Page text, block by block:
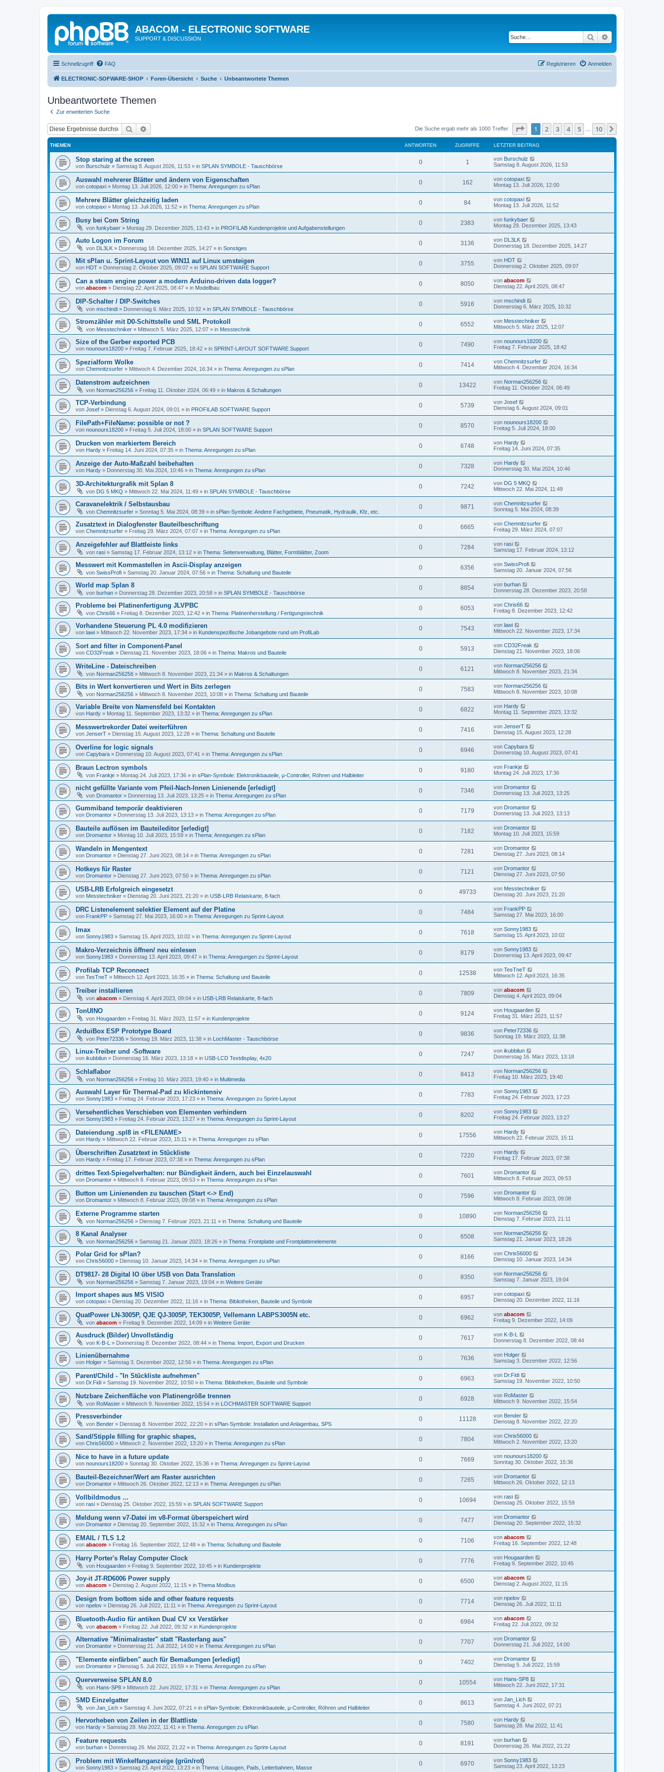
ABACOM - ELECTRONIC SOFTWARE
SUPPORT & DISCUSSION Suche
Schnellzugriff FAQ Anmelden
Registrieren
ELECTRONIC-SOFWARE-SHOP Foren-Übersicht Suche Unbeantwortete Themen
Unbeantwortete Themen
Zur erweiterten Suche
Suche Die Suche ergab mehr als 1000 Treffer Seite von10
1 2 3 4 5 10
THEMEN ANTWORTEN ZUGRIFFE LETZTER BEITRAG
Stop staring at the screen
von Burschulz » Samstag 8. August 2026, 11:53 » in SPLAN SYMBOLE - Tauschbörse
0 1 von Burschulz
Samstag 8. August 2026, 11:53
Auswahl mehrerer Blätter und ändern von Eigenschaften
von cotopaxi » Montag 13. Juli 2026, 12:00 » in Thema: Anregungen zu sPlan
0 162 von cotopaxi
Montag 13. Juli 2026, 12:00
Mehrere Blätter gleichzeitig laden
von cotopaxi » Montag 13. Juli 2026, 11:52 » in Thema: Anregungen zu sPlan
0 84 von cotopaxi
Montag 13. Juli 2026, 11:52
Busy bei Com String
von funkybaer » Montag 29. Dezember 2025, 13:43 » in PROFILAB Kundenprojekte und Aufgabenstellungen
0 2383 von funkybaer
Montag 29. Dezember 2025, 13:43
Auto Logon im Forum
von DL3LK » Donnerstag 18. Dezember 2025, 14:27 » in Sonstiges
0 3136 von DL3LK
Donnerstag 18. Dezember 2025, 14:27
Mit sPlan u. Sprint-Layout von WIN11 auf Linux umsteigen
von HDT » Donnerstag 2. Oktober 2025, 09:07 » in SPLAN SOFTWARE Support
0 3755 von HDT
Donnerstag 2. Oktober 2025, 09:07
Can a steam engine power a modern Arduino-driven data logger?
von abacom » Dienstag 22. April 2025, 08:47 » in Modellbau
0 8050 von abacom
Dienstag 22. April 2025, 08:47
DIP-Schalter / DIP-Switches
von mschindi » Donnerstag 6. März 2025, 10:32 » in SPLAN SYMBOLE - Tauschbörse
0 5916 von mschindi
Donnerstag 6. März 2025, 10:32
Stromzähler mit D0-Schittstelle und SML Protokoll
von Messtechniker » Mittwoch 5. März 2025, 12:07 » in Messtechnik
0 6552 von Messtechniker
Mittwoch 5. März 2025, 12:07
Size of the Gerber exported PCB
von nounours18200 » Freitag 7. Februar 2025, 18:42 » in SPRINT-LAYOUT SOFTWARE Support
0 7490 von nounours18200
Freitag 7. Februar 2025, 18:42
Spezialform Wolke
von Chemnitzsurfer » Mittwoch 4. Dezember 2024, 16:34 » in Thema: Anregungen zu sPlan
0 7414 von Chemnitzsurfer
Mittwoch 4. Dezember 2024, 16:34
Datenstrom aufzeichnen
von Norman256256 » Freitag 11. Oktober 2024, 06:49 » in Makros & Schaltungen
0 13422 von Norman256256
Freitag 11. Oktober 2024, 06:49
TCP-Verbindung
von Josef » Dienstag 6. August 2024, 09:01 » in PROFILAB SOFTWARE Support
0 5739 von Josef
Dienstag 6. August 2024, 09:01
FilePath+FileName: possible or not ?
von nounours18200 » Freitag 5. Juli 2024, 18:00 » in SPLAN SOFTWARE Support
0 8570 von nounours18200
Freitag 5. Juli 2024, 18:00
Drucken von markiertem Bereich
von Hardy » Freitag 14. Juni 2024, 07:35 » in Thema: Anregungen zu sPlan
0 6748 von Hardy
Freitag 14. Juni 2024, 07:35
Anzeige der Auto-Maßzahl beibehalten
von Hardy » Donnerstag 30. Mai 2024, 10:46 » in Thema: Anregungen zu sPlan
0 7328 von Hardy
Donnerstag 30. Mai 2024, 10:46
3D-Architekturgrafik mit Splan 8
von DG 5 MKQ » Mittwoch 22. Mai 2024, 11:49 » in SPLAN SYMBOLE - Tauschbörse
0 7242 von DG 5 MKQ
Mittwoch 22. Mai 2024, 11:49
Caravanelektrik / Selbstausbau
von Chemnitzsurfer » Sonntag 5. Mai 2024, 08:39 » in sPlan-Symbole: Andere Fachgebiete, Pneumatik, Hydraulik, Kfz, etc.
0 9871 von Chemnitzsurfer
Sonntag 5. Mai 2024, 08:39
Zusatztext in Dialogfenster Bauteilbeschriftung
von Chemnitzsurfer » Freitag 29. März 2024, 07:07 » in Thema: Anregungen zu sPlan
0 6665 von Chemnitzsurfer
Freitag 29. März 2024, 07:07
Anzeigefehler auf Blattleiste links
von rasi » Samstag 17. Februar 2024, 13:12 » in Thema: Seitenverwaltung, Blätter, Formblätter, Zoom
0 7284 von rasi
Samstag 17. Februar 2024, 13:12
Messwert mit Kommastellen in Ascii-Display anzeigen
von SwissProfi » Samstag 20. Januar 2024, 07:56 » in Thema: Schaltung und Bauteile
0 6356 von SwissProfi
Samstag 20. Januar 2024, 07:56
World map Splan 8
von burhan » Donnerstag 28. Dezember 2023, 20:58 » in SPLAN SYMBOLE - Tauschbörse
0 8854 von burhan
Donnerstag 28. Dezember 2023, 20:58
Probleme bei Platinenfertigung JLVPBC
von Chris66 » Freitag 8. Dezember 2023, 12:42 » in Thema: Platinenherstellung / Fertigungstechnik
0 6053 von Chris66
Freitag 8. Dezember 2023, 12:42
Vorhandene Steuerung PL 4.0 modifizieren
von lawi » Mittwoch 22. November 2023, 17:34 » in Kundenspezifische Jobangebote rund um ProfiLab
0 7543 von lawi
Mittwoch 22. November 2023, 17:34
Sort and filter in Component-Panel
von CD32Freak » Dienstag 21. November 2023, 18:06 » in Thema: Makros und Bauteile
0 5913 von CD32Freak
Dienstag 21. November 2023, 18:06
WriteLine - Dateischreiben
von Norman256256 » Mittwoch 8. November 2023, 21:34 » in Makros & Schaltungen
0 6121 von Norman256256
Mittwoch 8. November 2023, 21:34
Bits in Wert konvertieren und Wert in Bits zerlegen
von Norman256256 » Mittwoch 8. November 2023, 10:08 » in Thema: Schaltung und Bauteile
0 7583 von Norman256256
Mittwoch 8. November 2023, 10:08
Variable Breite von Namensfeld bei Kontakten
von Hardy » Montag 11. September 2023, 13:32 » in Thema: Anregungen zu sPlan
0 6822 von Hardy
Montag 11. September 2023, 13:32
Messwertrekorder Datei weiterführen
von JenserT » Dienstag 15. August 2023, 12:28 » in Thema: Schaltung und Bauteile
0 7416 von JenserT
Dienstag 15. August 2023, 12:28
Overline for logic signals
von Capybara » Donnerstag 10. August 2023, 07:41 » in Thema: Anregungen zu sPlan
0 6946 von Capybara
Donnerstag 10. August 2023, 07:41
Braun Lectron symbols
von Frankje » Montag 24. Juli 2023, 17:36 » in sPlan-Symbole: Elektronikbauteile, µ-Controller, Röhren und Halbleiter
0 9180 von Frankje
Montag 24. Juli 2023, 17:36
nicht gefüllte Variante vom Pfeil-Nach-Innen Linienende [erledigt]
von Dromantor » Donnerstag 13. Juli 2023, 13:25 » in Thema: Anregungen zu sPlan
0 7346 von Dromantor
Donnerstag 13. Juli 2023, 13:25
Gummiband temporär deaktivieren
von Dromantor » Donnerstag 13. Juli 2023, 13:13 » in Thema: Anregungen zu sPlan
0 7179 von Dromantor
Donnerstag 13. Juli 2023, 13:13
Bauteile auflösen im Bauteileditor [erledigt]
von Dromantor » Montag 10. Juli 2023, 15:59 » in Thema: Anregungen zu sPlan
0 7182 von Dromantor
Montag 10. Juli 2023, 15:59
Wandeln in Mengentext
von Dromantor » Dienstag 27. Juni 2023, 08:14 » in Thema: Anregungen zu sPlan
0 7281 von Dromantor
Dienstag 27. Juni 2023, 08:14
Hotkeys für Raster
von Dromantor » Dienstag 27. Juni 2023, 07:50 » in Thema: Anregungen zu sPlan
0 7121 von Dromantor
Dienstag 27. Juni 2023, 07:50
USB-LRB Erfolgreich eingesetzt
von Messtechniker » Dienstag 20. Juni 2023, 21:20 » in USB-LRB Relaiskarte, 8-fach
0 49733 von Messtechniker
Dienstag 20. Juni 2023, 21:20
DRC Listenelement selektier Element auf der Platine
von FrankPP » Samstag 27. Mai 2023, 16:00 » in Thema: Anregungen zu Sprint-Layout
0 7484 von FrankPP
Samstag 27. Mai 2023, 16:00
Imax
von Sonny1983 » Samstag 15. April 2023, 10:02 » in Thema: Anregungen zu Sprint-Layout
0 7618 von Sonny1983
Samstag 15. April 2023, 10:02
Makro-Verzeichnis öffnen/ neu einlesen
von Sonny1983 » Donnerstag 13. April 2023, 09:47 » in Thema: Anregungen zu Sprint-Layout
0 8179 von Sonny1983
Donnerstag 13. April 2023, 09:47
Profilab TCP Reconnect
von TesTneT » Mittwoch 12. April 2023, 16:35 » in Thema: Schaltung und Bauteile
0 12538 von TesTneT
Mittwoch 12. April 2023, 16:35
Treiber installieren
von abacom » Dienstag 4. April 2023, 09:04 » in USB-LRB Relaiskarte, 8-fach
0 7809 von abacom
Dienstag 4. April 2023, 09:04
TonUINO
von Hougaarden » Freitag 31. März 2023, 11:57 » in Kundenprojekte
0 9124 von Hougaarden
Freitag 31. März 2023, 11:57
ArduiBox ESP Prototype Board
von Peter72336 » Sonntag 19. März 2023, 11:38 » in LochMaster - Tauschbörse
0 9836 von Peter72336
Sonntag 19. März 2023, 11:38
Linux-Treiber und -Software
von ikubbilun » Donnerstag 16. März 2023, 13:18 » in USB-LCD Textdisplay, 4x20
0 7247 von ikubbilun
Donnerstag 16. März 2023, 13:18
Schlaflabor
von Norman256256 » Freitag 10. März 2023, 19:40 » in Multimedia
0 8413 von Norman256256
Freitag 10. März 2023, 19:40
Auswahl Layer für Thermal-Pad zu klickintensiv
von Sonny1983 » Freitag 24. Februar 2023, 17:23 » in Thema: Anregungen zu Sprint-Layout
0 7783 von Sonny1983
Freitag 24. Februar 2023, 17:23
Versehentliches Verschieben von Elementen verhindern
von Sonny1983 » Freitag 24. Februar 2023, 13:27 » in Thema: Anregungen zu Sprint-Layout
0 8202 von Sonny1983
Freitag 24. Februar 2023, 13:27
Dateiendung .spl8 in <FILENAME>
von Hardy » Mittwoch 22. Februar 2023, 15:11 » in Thema: Anregungen zu sPlan
0 17556 von Hardy
Mittwoch 22. Februar 2023, 15:11
Überschriften Zusatztext in Stückliste
von Hardy » Freitag 17. Februar 2023, 07:38 » in Thema: Anregungen zu sPlan
0 7220 von Hardy
Freitag 17. Februar 2023, 07:38
drittes Text-Spiegelverhalten: nur Bündigkeit ändern, auch bei Einzelauswahl
von Dromantor » Mittwoch 8. Februar 2023, 09:53 » in Thema: Anregungen zu sPlan
0 7601 von Dromantor
Mittwoch 8. Februar 2023, 09:53
Button um Linienenden zu tauschen (Start <-> End)
von Dromantor » Mittwoch 8. Februar 2023, 09:08 » in Thema: Anregungen zu sPlan
0 7596 von Dromantor
Mittwoch 8. Februar 2023, 09:08
Externe Programme starten
von Norman256256 » Dienstag 7. Februar 2023, 21:11 » in Thema: Schaltung und Bauteile
0 10890 von Norman256256
Dienstag 7. Februar 2023, 21:11
8 Kanal Analyser
von Norman256256 » Samstag 21. Januar 2023, 18:26 » in Thema: Frontplatte und Frontplattenelemente
0 6508 von Norman256256
Samstag 21. Januar 2023, 18:26
Polar Grid for sPlan?
von Chris56000 » Dienstag 10. Januar 2023, 14:34 » in Thema: Anregungen zu sPlan
0 8166 von Chris56000
Dienstag 10. Januar 2023, 14:34
DT9817- 28 Digital IO über USB von Data Translation
von Norman256256 » Samstag 7. Januar 2023, 19:04 » in Weitere Geräte
0 8350 von Norman256256
Samstag 7. Januar 2023, 19:04
Import shapes aus MS VISIO
von cotopaxi » Dienstag 20. Dezember 2022, 11:16 » in Thema: Bibliotheken, Bauteile und Symbole
0 6957 von cotopaxi
Dienstag 20. Dezember 2022, 11:16
QuatPower LN-3005P, QJE QJ-3005P, TEK3005P, Vellemann LABPS3005N etc.
von abacom » Freitag 9. Dezember 2022, 14:09 » in Weitere Geräte
0 6962 von abacom
Freitag 9. Dezember 2022, 14:09
Ausdruck (Bilder) Unvollständig
von K-B-L » Donnerstag 8. Dezember 2022, 08:44 » in Thema: Import, Export und Drucken
0 7617 von K-B-L
Donnerstag 8. Dezember 2022, 08:44
Linienübernahme
von Holger » Samstag 3. Dezember 2022, 12:56 » in Thema: Anregungen zu sPlan
0 7636 von Holger
Samstag 3. Dezember 2022, 12:56
Parent/Child - "In Stückliste aufnehmen"
von Dr.Fidi » Samstag 19. November 2022, 10:50 » in Thema: Bibliotheken, Bauteile und Symbole
0 6963 von Dr.Fidi
Samstag 19. November 2022, 10:50
Nutzbare Zeichenfläche von Platinengröße trennen
von RoMaster » Mittwoch 9. November 2022, 15:54 » in LOCHMASTER SOFTWARE Support
0 6928 von RoMaster
Mittwoch 9. November 2022, 15:54
Pressverbinder
von Bender » Dienstag 8. November 2022, 22:20 » in sPlan-Symbole: Installation und Anlagenbau, SPS
0 11128 von Bender
Dienstag 8. November 2022, 22:20
Sand/Stipple filling for graphic shapes,
von Chris56000 » Mittwoch 2. November 2022, 13:20 » in Thema: Anregungen zu sPlan
0 7804 von Chris56000
Mittwoch 2. November 2022, 13:20
Nice to have in a future update
von nounours18200 » Sonntag 30. Oktober 2022, 15:36 » in Thema: Anregungen zu Sprint-Layout
0 7669 von nounours18200
Sonntag 30. Oktober 2022, 15:36
Bauteil-Bezeichner/Wert am Raster ausrichten
von Dromantor » Mittwoch 26. Oktober 2022, 12:13 » in Thema: Anregungen zu sPlan
0 7265 von Dromantor
Mittwoch 26. Oktober 2022, 12:13
Vollbildmodus ...
von rasi » Dienstag 25. Oktober 2022, 15:59 » in SPLAN SOFTWARE Support
0 10694 von rasi
Dienstag 25. Oktober 2022, 15:59
Meldung wenn v7-Datei im v8-Format überspeichert wird
von Dromantor » Dienstag 20. September 2022, 15:32 » in Thema: Anregungen zu sPlan
0 7477 von Dromantor
Dienstag 20. September 2022, 15:32
EMAIL / TLS 1.2
von abacom » Freitag 16. September 2022, 12:48 » in Thema: Schaltung und Bauteile
0 7106 von abacom
Freitag 16. September 2022, 12:48
Harry Porter's Relay Computer Clock
von Hougaarden » Freitag 9. September 2022, 10:45 » in Kundenprojekte
0 7776 von Hougaarden
Freitag 9. September 2022, 10:45
Joy-it JT-RD6006 Power supply
von abacom » Dienstag 2. August 2022, 11:15 » in Thema Modbus
0 6500 von abacom
Dienstag 2. August 2022, 11:15
Design from bottom side and other feature requests
von npelov » Dienstag 26. Juli 2022, 11:11 » in Thema: Anregungen zu Sprint-Layout
0 7714 von npelov
Dienstag 26. Juli 2022, 11:11
Bluetooth-Audio für antiken Dual CV xx Verstärker
von abacom » Freitag 22. Juli 2022, 09:32 » in Kundenprojekte
0 6984 von abacom
Freitag 22. Juli 2022, 09:32
Alternative "Minimalraster" statt "Rasterfang aus"
von Dromantor » Donnerstag 21. Juli 2022, 14:00 » in Thema: Anregungen zu sPlan
0 7707 von Dromantor
Donnerstag 21. Juli 2022, 14:00
"Elemente einfärben" auch für Bemaßungen [erledigt]
von Dromantor » Dienstag 5. Juli 2022, 15:59 » in Thema: Anregungen zu sPlan
0 7402 von Dromantor
Dienstag 5. Juli 2022, 15:59
Querverweise SPLAN 8.0
von Hans-SP8 » Mittwoch 22. Juni 2022, 17:31 » in Thema: Anregungen zu sPlan
0 10554 von Hans-SP8
Mittwoch 22. Juni 2022, 17:31
SMD Einzelgatter
von Jan_Lich » Samstag 4. Juni 2022, 07:21 » in sPlan-Symbole: Elektronikbauteile, µ-Controller, Röhren und Halbleiter
0 8613 von Jan_Lich
Samstag 4. Juni 2022, 07:21
Hervorheben von Zeilen in der Blattliste
von Hardy » Samstag 28. Mai 2022, 11:41 » in Thema: Anregungen zu sPlan
0 7580 von Hardy
Samstag 28. Mai 2022, 11:41
Feature requests
von burhan » Donnerstag 26. Mai 2022, 21:22 » in Thema: Anregungen zu Sprint-Layout
0 8191 von burhan
Donnerstag 26. Mai 2022, 21:22
Problem mit Winkelfanganzeige (grün/rot)
von Sonny1983 » Samstag 23. April 2022, 13:23 » in Thema: Lötaugen, Pads, Leiterbahnen, Masse
0 6970 von Sonny1983
Samstag 23. April 2022, 13:23